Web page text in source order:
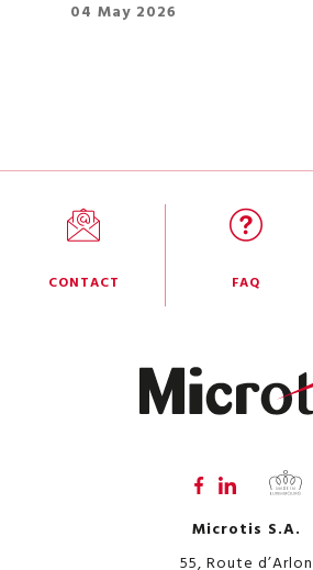
04 May 2026
CONTACT FAQ
Microtis S.A.
55, Route d’Arlon